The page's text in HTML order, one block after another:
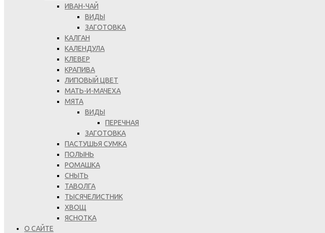
ИВАН-ЧАЙ
ВИДЫ
ЗАГОТОВКА
КАЛГАН
КАЛЕНДУЛА
КЛЕВЕР
КРАПИВА
ЛИПОВЫЙ ЦВЕТ
МАТЬ-И-МАЧЕХА
МЯТА
ВИДЫ
ПЕРЕЧНАЯ
ЗАГОТОВКА
ПАСТУШЬЯ СУМКА
ПОЛЫНЬ
РОМАШКА
СНЫТЬ
ТАВОЛГА
ТЫСЯЧЕЛИСТНИК
ХВОЩ
ЯСНОТКА
О САЙТЕ